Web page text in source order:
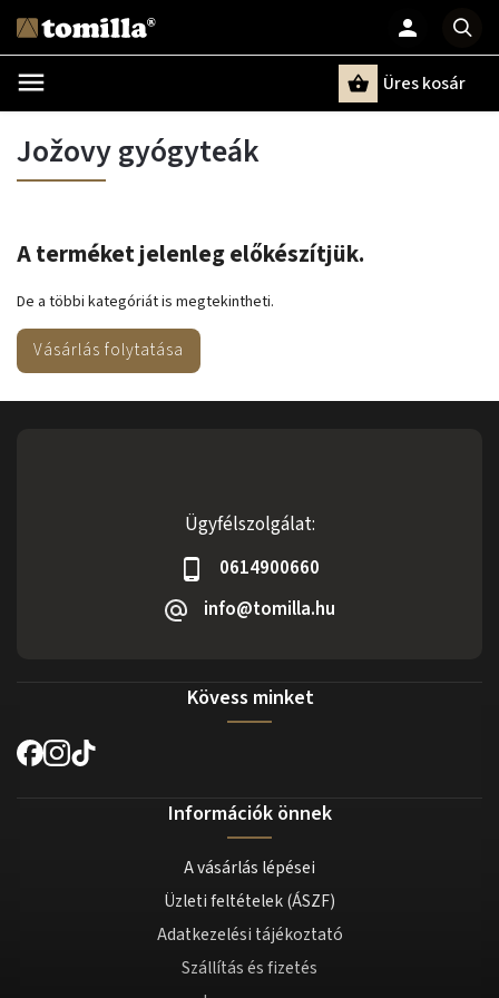
Üres kosár
Jožovy gyógyteák
A terméket jelenleg előkészítjük.
De a többi kategóriát is megtekintheti.
Vásárlás folytatása
Ügyfélszolgálat:
0614900660
info@tomilla.hu
Kövess minket
Információk önnek
A vásárlás lépései
Üzleti feltételek (ÁSZF)
Adatkezelési tájékoztató
Szállítás és fizetés